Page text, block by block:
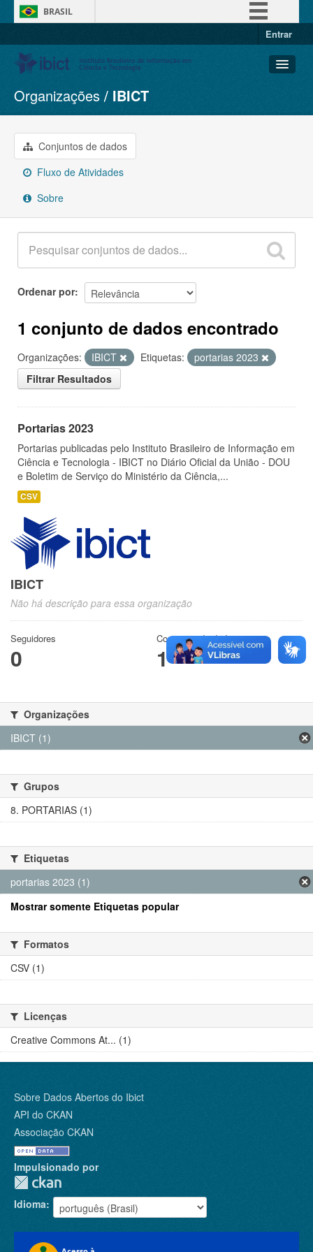
BRASIL
Entrar
Conjuntos de dados
Organizações
Grupos
Sobre
Organizações IBICT
Conjuntos de dados
Fluxo de Atividades
Sobre
Ordenar por
1 conjunto de dados encontrado
Organizações: IBICT Etiquetas:
portarias 2023
Filtrar Resultados
Portarias 2023
Portarias publicadas pelo Instituto Brasileiro de Informação em
Ciência e Tecnologia - IBICT no Diário Oficial da União - DOU
e Boletim de Serviço do Ministério da Ciência,...
CSV
IBICT
Não há descrição para essa organização
Seguidores
0
Conjuntos de dados
1
Organizações
IBICT (1)
Grupos
8. PORTARIAS (1)
Etiquetas
portarias 2023 (1)
Mostrar somente Etiquetas popular
Formatos
CSV (1)
Licenças
Creative Commons At... (1)
Sobre Dados Abertos do Ibict
API do CKAN
Associação CKAN
Impulsionado por
Idioma